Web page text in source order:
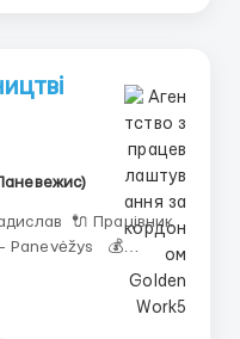
💰
міс - Від 864
→ до 1100 EUR нетто -